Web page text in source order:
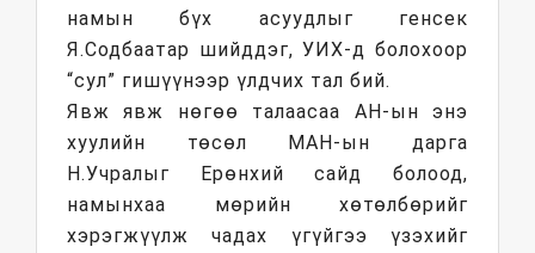
намын бүх асуудлыг генсек
Я.Содбаатар шийддэг, УИХ-д болохоор
“сул” гишүүнээр үлдчих тал бий.
Явж явж нөгөө талаасаа АН-ын энэ
хуулийн төсөл МАН-ын дарга
Н.Учралыг Ерөнхий сайд болоод,
намынхаа мөрийн хөтөлбөрийг
хэрэгжүүлж чадах үгүйгээ үзэхийг